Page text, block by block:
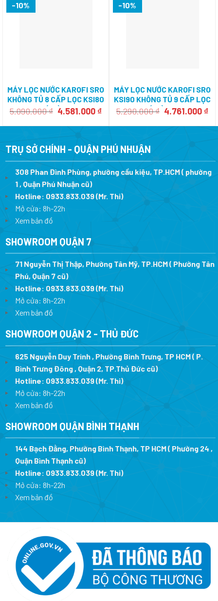
-10%
MÁY LỌC NƯỚC KAROFI SRO
KHÔNG TỦ 8 CẤP LỌC KSI80
– CÓ ĐÈN UV
5.090.000₫ Giá
là:
4.581.000 ₫Giá
tại
4.581.000 ₫.
-10%
MÁY LỌC NƯỚC KAROFI SRO
KSI90 KHÔNG TỦ 9 CẤP LỌC
CÓ ĐÈN UV
5.290.000₫ Giá
là:
4.761.000 ₫
tại
TRỤ SỞ CHÍNH - QUẬN PHÚ NHUẬN
308 Phan Đình Phùng, phường cầu kiệu, TP.HCM ( phường
1 , Quận Phú Nhuận cũ)
Hotline: 0933.833.039(Mr. Thi)
Mở cửa: 8h-22h
Xem bản đồ
SHOWROOM QUẬN 7
71 Nguyễn Thị Thập, Phường Tân Mỹ, TP.HCM ( Phường Tân
Phú, Quận 7 cũ)
Hotline: 0933.833.039(Mr. Thi)
Mở cửa: 8h-22h
Xem bản đồ
SHOWROOM QUẬN 2 - THỦ ĐỨC
625 Nguyễn Duy Trinh , Phường Bình Trưng, TP HCM ( P.
Bình Trưng Đông , Quận 2, TP.Thủ Đức cũ)
Hotline: 0933.833.039(Mr. Thi)
Mở cửa: 8h-22h
Xem bản đồ
SHOWROOM QUẬN BÌNH THẠNH
144 Bạch Đằng, Phường Bình Thạnh, TP HCM ( Phường 24 ,
Quận Bình Thạnh cũ)
Hotline: 0933.833.039(Mr. Thi)
Mở cửa: 8h-22h
Xem bản đồ